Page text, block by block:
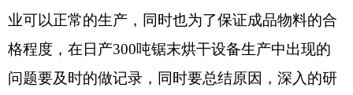
业可以正常的生产，同时也为了保证成品物料的合
格程度，在日产300吨锯末烘干设备生产中出现的
问题要及时的做记录，同时要总结原因，深入的研